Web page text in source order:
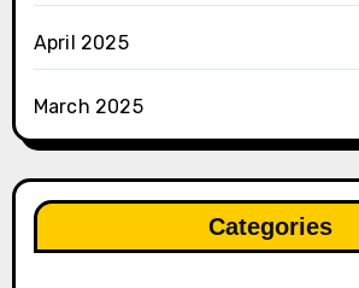
April 2025
March 2025
Categories